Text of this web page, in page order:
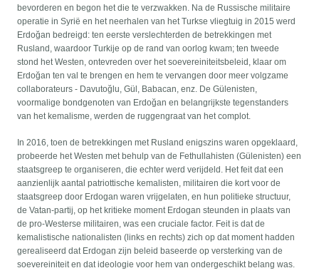
bevorderen en begon het die te verzwakken. Na de Russische militaire
operatie in Syrië en het neerhalen van het Turkse vliegtuig in 2015 werd
Erdoğan bedreigd: ten eerste verslechterden de betrekkingen met
Rusland, waardoor Turkije op de rand van oorlog kwam; ten tweede
stond het Westen, ontevreden over het soevereiniteitsbeleid, klaar om
Erdoğan ten val te brengen en hem te vervangen door meer volgzame
collaborateurs - Davutoğlu, Gül, Babacan, enz. De Gülenisten,
voormalige bondgenoten van Erdoğan en belangrijkste tegenstanders
van het kemalisme, werden de ruggengraat van het complot.
In 2016, toen de betrekkingen met Rusland enigszins waren opgeklaard,
probeerde het Westen met behulp van de Fethullahisten (Gülenisten) een
staatsgreep te organiseren, die echter werd verijdeld. Het feit dat een
aanzienlijk aantal patriottische kemalisten, militairen die kort voor de
staatsgreep door Erdogan waren vrijgelaten, en hun politieke structuur,
de Vatan-partij, op het kritieke moment Erdogan steunden in plaats van
de pro-Westerse militairen, was een cruciale factor. Feit is dat de
kemalistische nationalisten (links en rechts) zich op dat moment hadden
gerealiseerd dat Erdogan zijn beleid baseerde op versterking van de
soevereiniteit en dat ideologie voor hem van ondergeschikt belang was.